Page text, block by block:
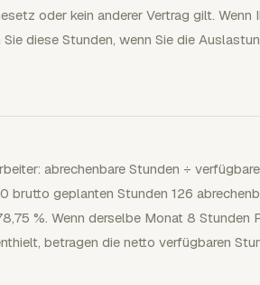
oder kein anderer Vertrag gilt. Wenn
diese Stunden, wenn Sie die
abrechenbare Stunden ÷
brutto geplanten Stunden 126
%. Wenn derselbe Monat 8 Stunden
betragen die netto verfügbaren